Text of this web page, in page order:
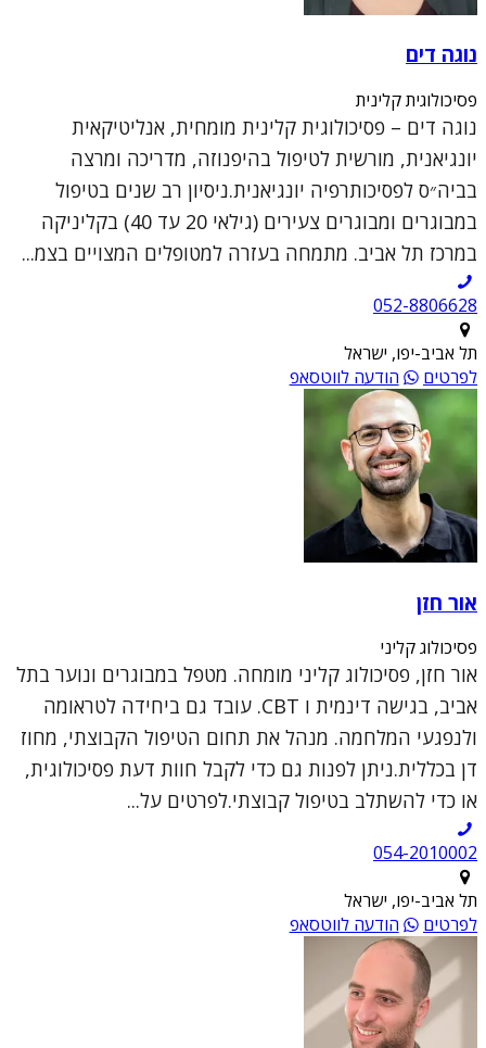
נוגה דים
פסיכולוגית קלינית
נוגה דים – פסיכולוגית קלינית מומחית, אנליטיקאית
יונגיאנית, מורשית לטיפול בהיפנוזה, מדריכה ומרצה
בביה״ס לפסיכותרפיה יונגיאנית.ניסיון רב שנים בטיפול
במבוגרים ומבוגרים צעירים (גילאי 20 עד 40) בקליניקה
במרכז תל אביב. מתמחה בעזרה למטופלים המצויים בצמ...
052-8806628
תל אביב-יפו, ישראל
לפרטים
הודעה לווטסאפ
אור חזן
פסיכולוג קליני
אור חזן, פסיכולוג קליני מומחה. מטפל במבוגרים ונוער בתל
אביב, בגישה דינמית ו CBT. עובד גם ביחידה לטראומה
ולנפגעי המלחמה. מנהל את תחום הטיפול הקבוצתי, מחוז
דן בכללית.ניתן לפנות גם כדי לקבל חוות דעת פסיכולוגית,
או כדי להשתלב בטיפול קבוצתי.לפרטים על...
054-2010002
תל אביב-יפו, ישראל
לפרטים
הודעה לווטסאפ